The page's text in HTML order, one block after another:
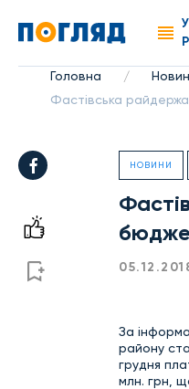
Головна /
Фастівська
НОВИНИ
За
району
грудня
млн. грн,